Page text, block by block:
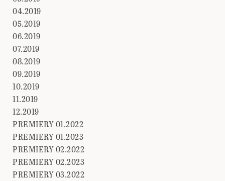
04.2019
05.2019
06.2019
07.2019
08.2019
09.2019
10.2019
11.2019
12.2019
PREMIERY 01.2022
PREMIERY 01.2023
PREMIERY 02.2022
PREMIERY 02.2023
PREMIERY 03.2022